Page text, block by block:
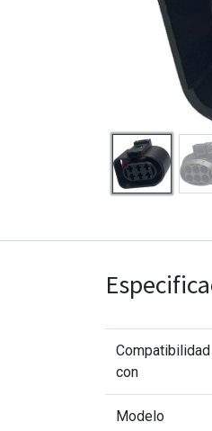
Compatibilidad
con
Modelo